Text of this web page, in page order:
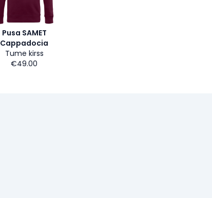
Pusa SAMET
Cappadocia
Tume kirss
€49.00